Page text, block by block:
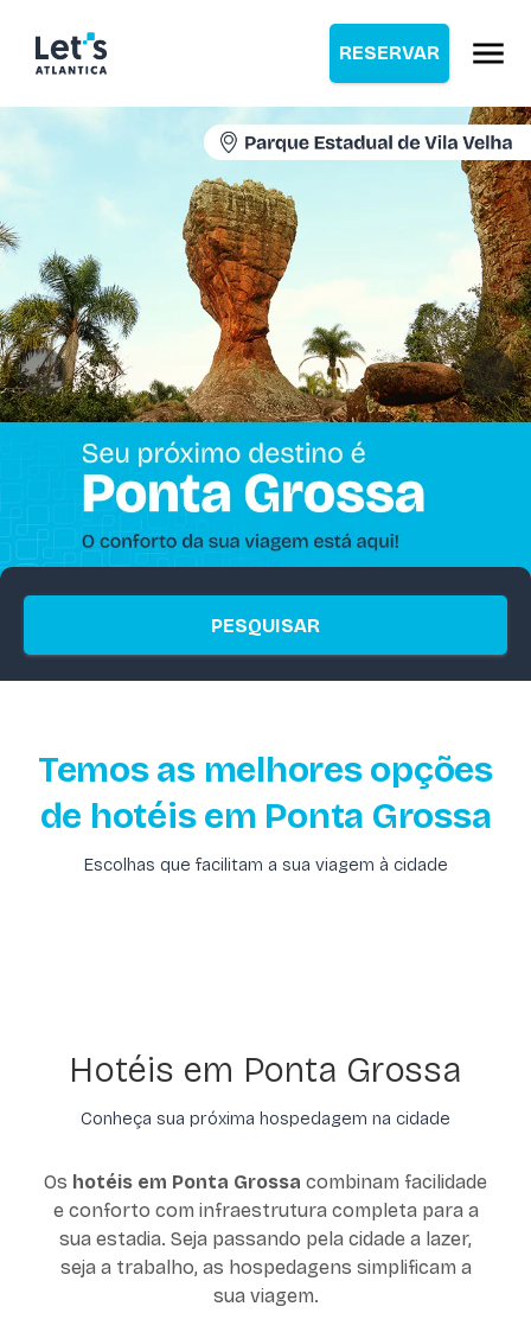
RESERVAR
PESQUISAR
Temos as melhores opções
de hotéis em Ponta Grossa
Escolhas que facilitam a sua viagem à cidade
Hotéis em Ponta Grossa
Conheça sua próxima hospedagem na cidade
Os hotéis em Ponta Grossa combinam facilidade
e conforto com infraestrutura completa para a
sua estadia. Seja passando pela cidade a lazer,
seja a trabalho, as hospedagens simplificam a
sua viagem.